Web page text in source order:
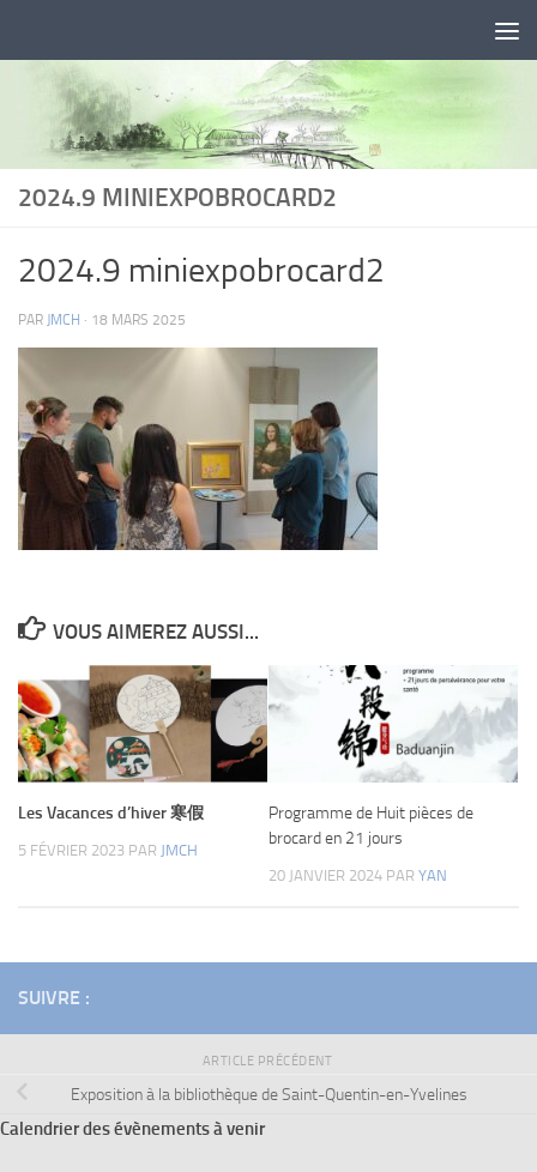
2024.9 MINIEXPOBROCARD2
2024.9 miniexpobrocard2
PAR JMCH · 18 MARS 2025
VOUS AIMEREZ AUSSI...
Les Vacances d’hiver 寒假
5 FÉVRIER 2023 PAR JMCH
Programme de Huit pièces de
brocard en 21 jours
20 JANVIER 2024 PAR YAN
SUIVRE :
ARTICLE PRÉCÉDENT
Exposition à la bibliothèque de Saint-Quentin-en-Yvelines
Calendrier des évènements à venir